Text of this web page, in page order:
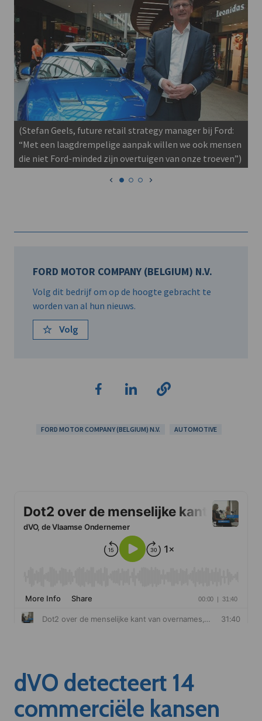
(Stefan Geels, future retail strategy manager bij Ford:
“Met een laagdrempelige aanpak willen we ook mensen
die niet Ford-minded zijn overtuigen van onze troeven”)
FORD MOTOR COMPANY (BELGIUM) N.V.
Volg dit bedrijf om op de hoogte gebracht te
worden van al hun nieuws.
Volg
FORD MOTOR COMPANY (BELGIUM) N.V. AUTOMOTIVE
dVO detecteert 14
commerciële kansen